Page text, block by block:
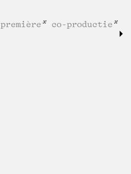
première
co-productie